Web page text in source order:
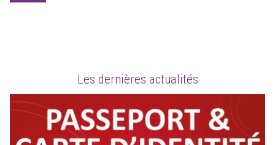
Les dernières actualités